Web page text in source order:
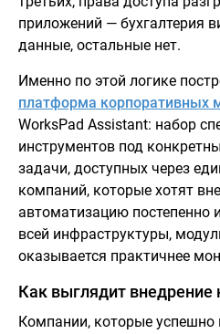
приложений — бухгалтерия
данные, остальные нет.
Именно по этой логике
платформа корпоративных
WorksPad Assistant: набор
инструментов под
задачи, доступных через
компаний, которые хотят
автоматизацию постепенно
всей инфраструктуры,
оказывается практичнее
Как выглядит внедрение
Компании, которые успешно